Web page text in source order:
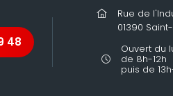
48
Rue de
01390
Ouvert du
de 8h-12h
puis de